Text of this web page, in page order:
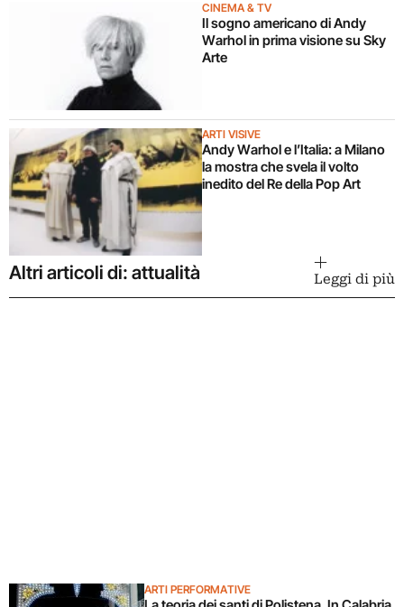
CINEMA & TV
Il sogno americano di Andy
Warhol in prima visione su Sky
Arte
ARTI VISIVE
Andy Warhol e l’Italia: a Milano
la mostra che svela il volto
inedito del Re della Pop Art
Altri articoli di: attualità Leggi di più
ARTI PERFORMATIVE